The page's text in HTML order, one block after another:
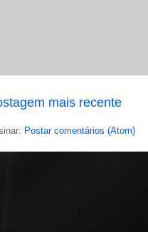
mais recente
Postar comentários (Atom)